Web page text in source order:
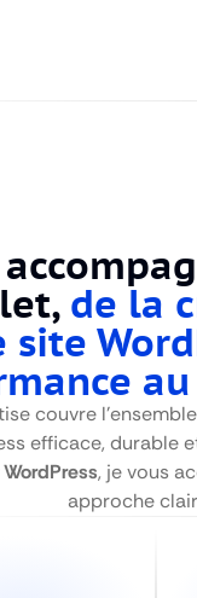
de la
couvre
efficace, durable
, je vous
approche